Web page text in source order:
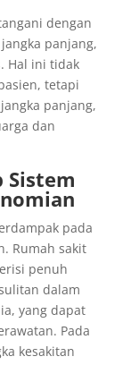
dengan
panjang,
Hal ini tidak
tetapi
panjang,
dan
Sistem
pada
Rumah sakit
penuh
dalam
yang dapat
Pada
kesakitan